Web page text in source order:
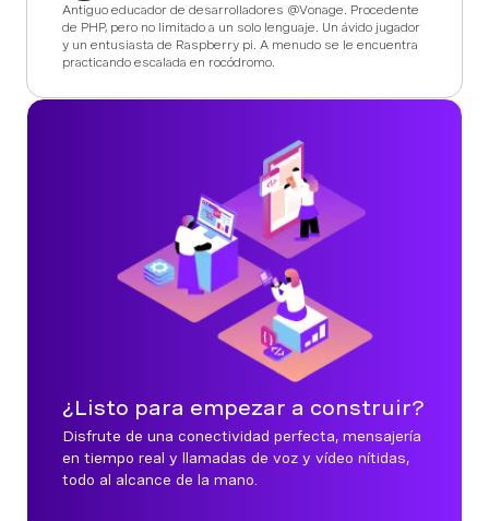
Antiguo educador de desarrolladores @Vonage. Procedente
de PHP, pero no limitado a un solo lenguaje. Un ávido jugador
y un entusiasta de Raspberry pi. A menudo se le encuentra
practicando escalada en rocódromo.
¿Listo para empezar a construir?
Disfrute de una conectividad perfecta, mensajería
en tiempo real y llamadas de voz y vídeo nítidas,
todo al alcance de la mano.